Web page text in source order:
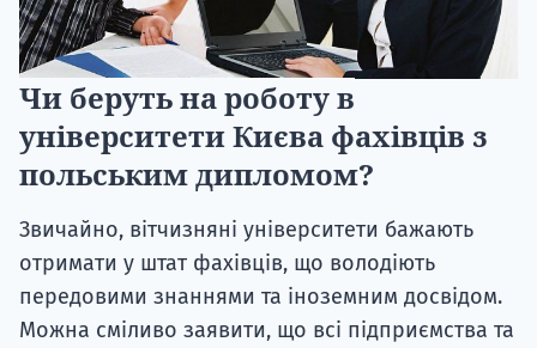
Чи беруть на роботу в
університети Києва фахівців з
польським дипломом?
Звичайно, вітчизняні університети бажають
отримати у штат фахівців, що володіють
передовими знаннями та іноземним досвідом.
Можна сміливо заявити, що всі підприємства та